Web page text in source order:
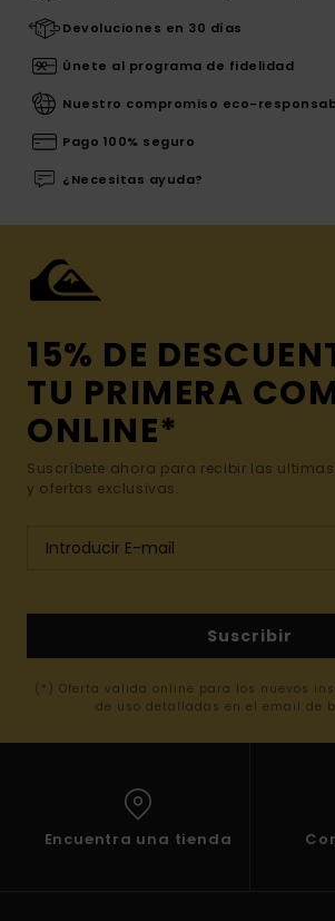
Devoluciones en 30 días
Únete al programa de fidelidad
Nuestro compromiso eco-
Pago 100% seguro
¿Necesitas ayuda?
15% DE
TU PRIMERA
ONLINE*
Suscríbete ahora para recibir las
y ofertas exclusivas.
Suscribir
(*) Oferta valida online para los nuevos
de uso detalladas en el email de
Encuentra una tienda